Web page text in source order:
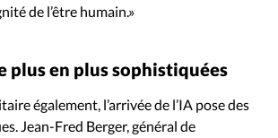
de l’être humain.»
plus en plus sophistiquées
également, l’arrivée de l’IA pose des
Jean-Fred Berger, général de